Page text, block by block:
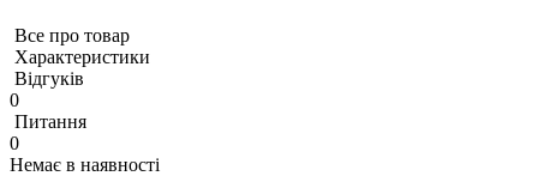
Все про товар
Характеристики
Відгуків
0
Питання
0
Немає в наявності